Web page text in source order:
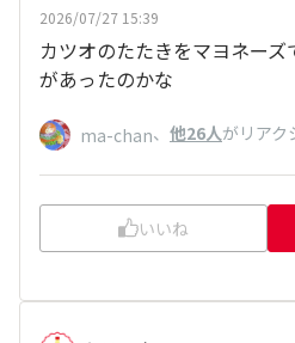
2026/07/27 15:39
カツオのたたきをマヨネー
があったのかな
ma-chan、 他26人がリアク
いいね